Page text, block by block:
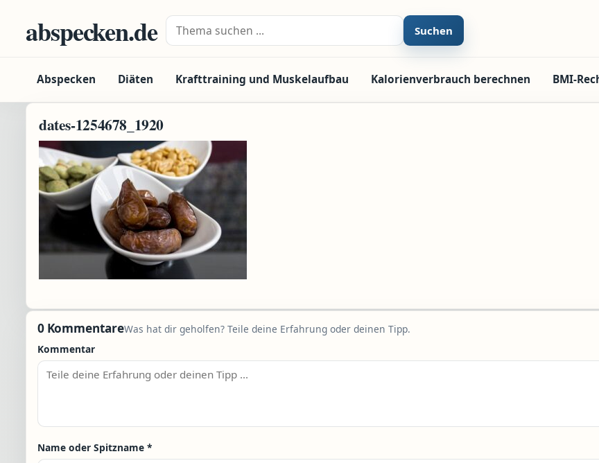
abspecken.de Suche nach: Suchen
Abspecken Diäten Krafttraining und Muskelaufbau Kalorienverbrauch berechnen BMI-
dates-1254678_1920
0 KommentareWas hat dir geholfen? Teile deine Erfahrung oder deinen Tipp.
Kommentar
Name oder Spitzname *